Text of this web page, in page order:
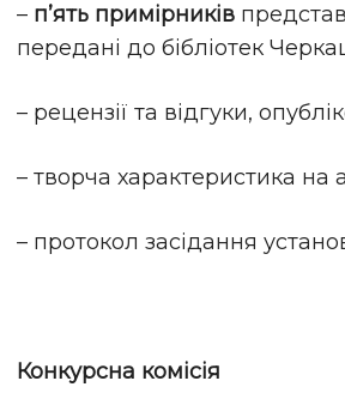
– п’ять примірників
передані до бібліотек
– рецензії та відгуки,
– творча характеристика на
– протокол засідання
Конкурсна комісія